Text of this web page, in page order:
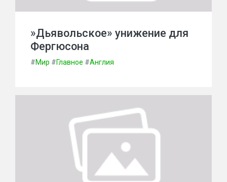
»Дьявольское» унижение для
Фергюсона
#Мир #Главное #Англия